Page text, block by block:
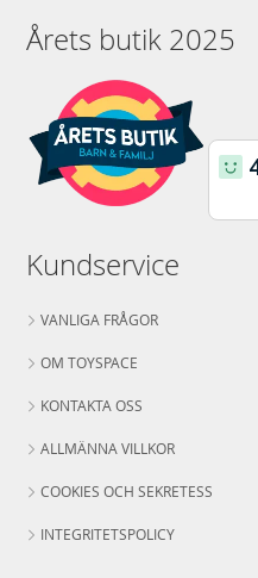
Årets butik 2025
Kundservice
VANLIGA FRÅGOR
OM TOYSPACE
KONTAKTA OSS
ALLMÄNNA VILLKOR
COOKIES OCH SEKRETESS
INTEGRITETSPOLICY